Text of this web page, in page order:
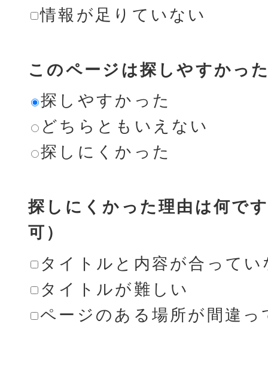
情報が足りていない
このページは探しやすかっ
探しやすかった
どちらともいえない
探しにくかった
探しにくかった理由は何で
可）
タイトルと内容が合ってい
タイトルが難しい
ページのある場所が間違っ